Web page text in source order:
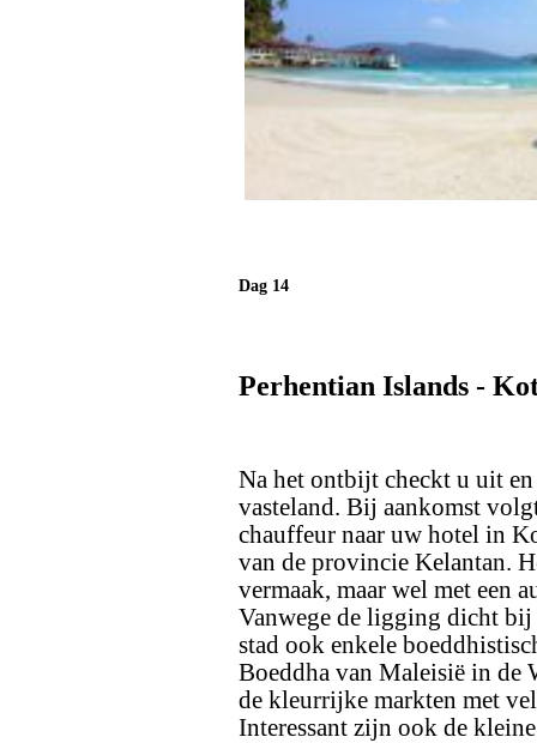
Dag 14
Perhentian Islands -
Na het ontbijt checkt u uit
vasteland. Bij aankomst
chauffeur naar uw hotel in
van de provincie Kelantan.
vermaak, maar wel met een
Vanwege de ligging dicht bij
stad ook enkele
Boeddha van Maleisië in de
de kleurrijke markten met
Interessant zijn ook de